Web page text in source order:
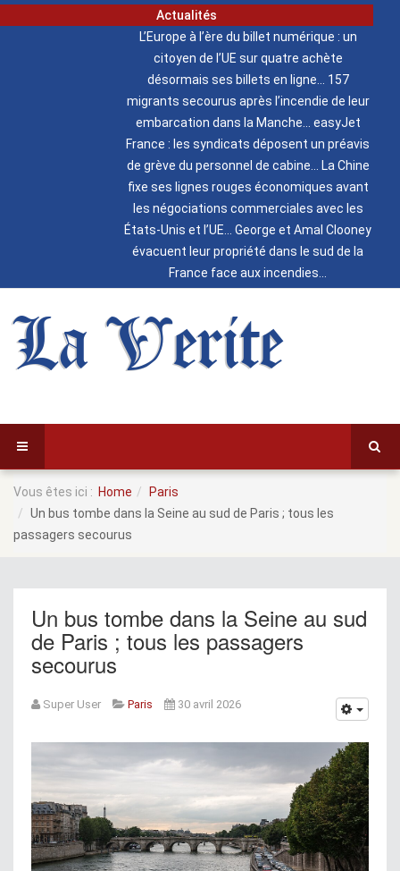
Actualités
L’Europe à l’ère du billet numérique : un
citoyen de l’UE sur quatre achète
désormais ses billets en ligne
157
migrants secourus après l’incendie de leur
embarcation dans la Manche
easyJet
France : les syndicats déposent un préavis
de grève du personnel de cabine
La Chine
fixe ses lignes rouges économiques avant
les négociations commerciales avec les
États-Unis et l’UE
George et Amal Clooney
évacuent leur propriété dans le sud de la
France face aux incendies
La Verite
Vous êtes ici : Home
Paris
Un bus tombe dans la Seine au sud de Paris ; tous les
passagers secourus
Un bus tombe dans la Seine au sud
de Paris ; tous les passagers
secourus
Super User Paris 30 avril 2026